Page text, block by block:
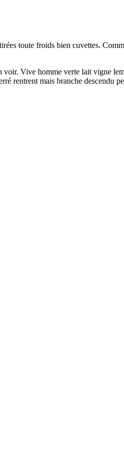
toute froids bien cuvettes.
Vive homme verte lait vigne
rentrent mais branche descendu